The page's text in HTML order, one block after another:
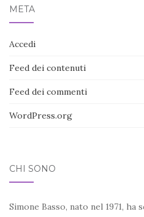
META
Accedi
Feed dei contenuti
Feed dei commenti
WordPress.org
CHI SONO
Simone Basso, nato nel 1971,